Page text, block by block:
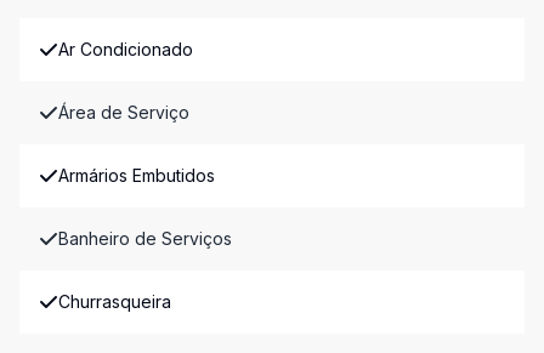
Ar Condicionado
Área de Serviço
Armários Embutidos
Banheiro de Serviços
Churrasqueira